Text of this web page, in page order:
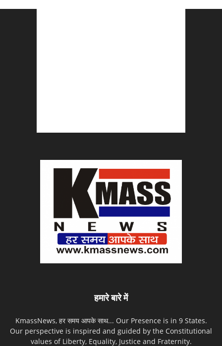
हमारे बारे में
KmassNews, हर समय आपके साथ... Our Presence is in 9 States.
Our perspective is inspired and guided by the Constitutional
values of Liberty, Equality, Justice and Fraternity.